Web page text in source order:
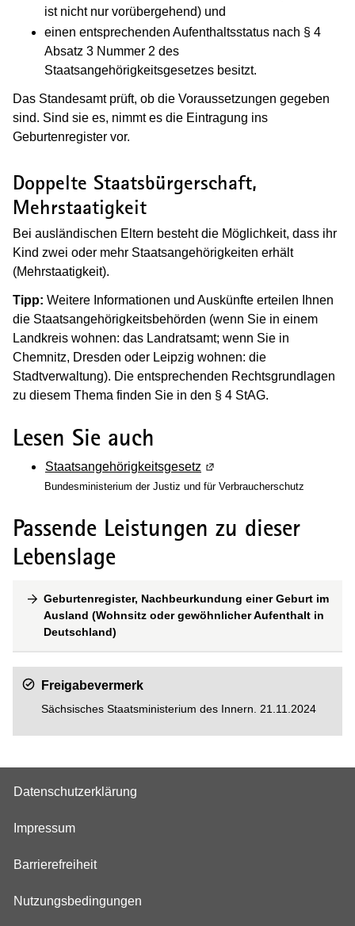
ist nicht nur vorübergehend) und
einen entsprechenden Aufenthaltsstatus nach § 4
Absatz 3 Nummer 2 des
Staatsangehörigkeitsgesetzes besitzt.
Das Standesamt prüft, ob die Voraussetzungen gegeben
sind. Sind sie es, nimmt es die Eintragung ins
Geburtenregister vor.
Doppelte Staatsbürgerschaft,
Mehrstaatigkeit
Bei ausländischen Eltern besteht die Möglichkeit, dass ihr
Kind zwei oder mehr Staatsangehörigkeiten erhält
(Mehrstaatigkeit).
Tipp: Weitere Informationen und Auskünfte erteilen Ihnen
die Staatsangehörigkeitsbehörden (wenn Sie in einem
Landkreis wohnen: das Landratsamt; wenn Sie in
Chemnitz, Dresden oder Leipzig wohnen: die
Stadtverwaltung). Die entsprechenden Rechtsgrundlagen
zu diesem Thema finden Sie in den § 4 StAG.
Lesen Sie auch
Staatsangehörigkeitsgesetz (Wird in einem neuen
Bundesministerium der Justiz und für Verbraucherschutz
Passende Leistungen zu dieser
Lebenslage
Geburtenregister, Nachbeurkundung einer Geburt im
Ausland (Wohnsitz oder gewöhnlicher Aufenthalt in
Deutschland)
Freigabevermerk
Sächsisches Staatsministerium des Innern. 21.11.2024
Datenschutzerklärung
Impressum
Barrierefreiheit
Nutzungsbedingungen